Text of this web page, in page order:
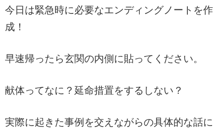
今日は緊急時に必要なエンディングノートを作
成！
早速帰ったら玄関の内側に貼ってください。
献体ってなに？延命措置をするしない？
実際に起きた事例を交えながらの具体的な話に